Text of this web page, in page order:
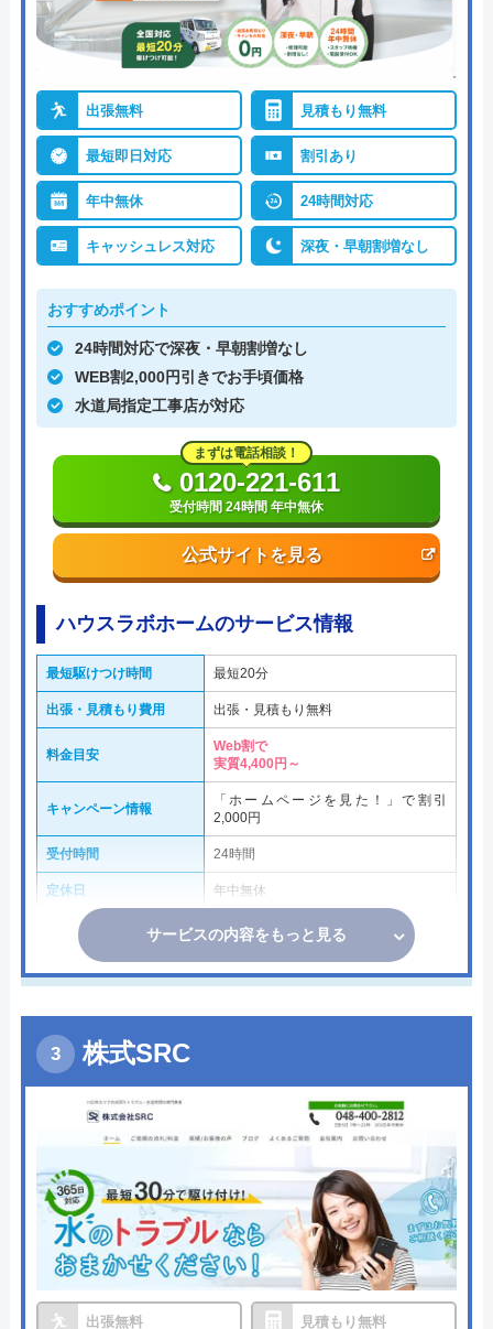
出張無料 見積もり無料
最短即日対応 割引あり
年中無休 24時間対応
キャッシュレス対応 深夜・早朝割増なし
おすすめポイント
24時間対応で深夜・早朝割増なし
WEB割2,000円引きでお手頃価格
水道局指定工事店が対応
公式サイトを見る
まずは電話相談！
0120-221-611
受付時間 24時間 年中無休
ハウスラボホームのサービス情報
最短駆けつけ時間 最短20分
出張・見積もり費用 出張・見積もり無料
料金目安
Web割で
実質4,400円～
キャンペーン情報
「ホームページを見た！」で割引
2,000円
受付時間 24時間
定休日 年中無休
サービスの内容をもっと見る
株式SRC
出張無料 見積もり無料